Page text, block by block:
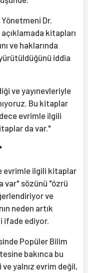
Yönetmeni Dr.
açıklamada kitapları
ve haklarında
iddia
ve yayınevleriyle
Bu kitaplar
evrimle ilgili
da var."
evrimle ilgili kitaplar
var" sözünü "özrü
ve
neden artık
ifade ediyor.
Popüler Bilim
bakınca bu
yalnız evrim değil,